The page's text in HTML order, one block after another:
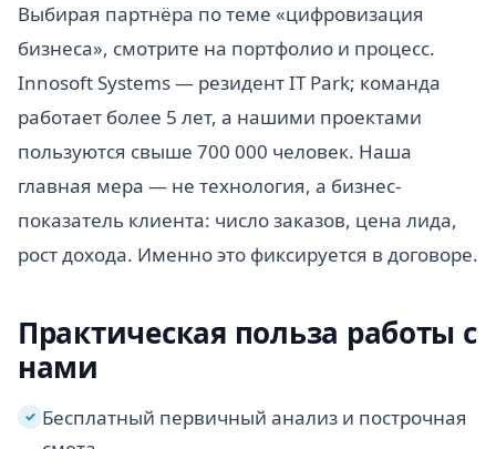
Выбирая партнёра по теме «цифровизация
бизнеса», смотрите на портфолио и процесс.
Innosoft Systems — резидент IT Park; команда
работает более 5 лет, а нашими проектами
пользуются свыше 700 000 человек. Наша
главная мера — не технология, а бизнес-
показатель клиента: число заказов, цена лида,
рост дохода. Именно это фиксируется в договоре.
Практическая польза работы с
нами
✓ Бесплатный первичный анализ и построчная